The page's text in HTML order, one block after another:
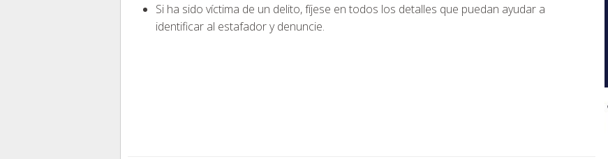
Si ha sido víctima de un delito, fíjese en todos los detalles que puedan ayudar a
identificar al estafador y denuncie.